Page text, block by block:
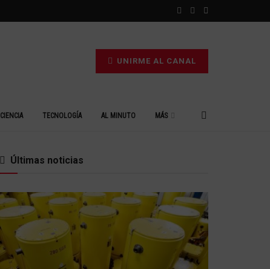
UNIRME AL CANAL
CIENCIA TECNOLOGÍA AL MINUTO MÁS
Últimas noticias